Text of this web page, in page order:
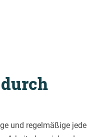
und regelmäßige jede